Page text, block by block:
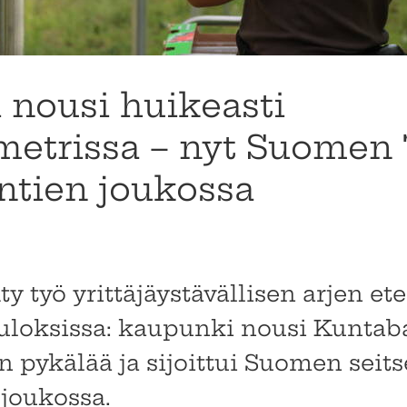
nousi huikeasti
– nyt Suomen
joukossa
työ yrittäjäystävällisen arjen
kaupunki nousi
pykälää ja sijoittui Suomen